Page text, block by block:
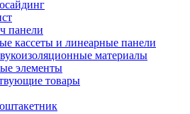
панели
кассеты и линеарные панели
материалы
элементы
товары